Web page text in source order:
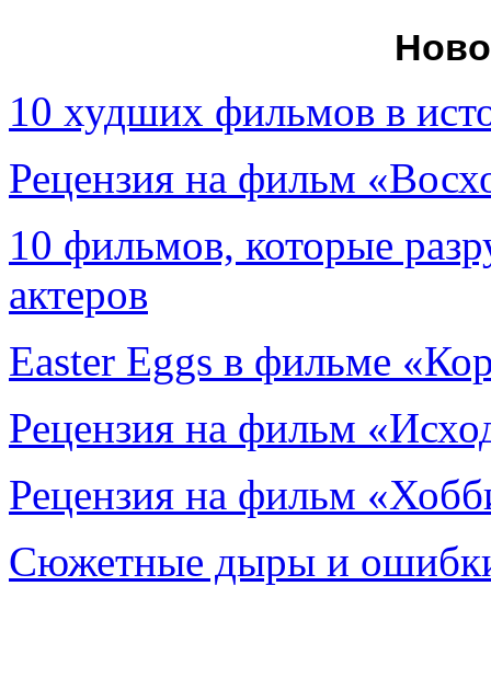
10 худших фильмов в
Рецензия на фильм
10 фильмов, которые
актеров
Easter Eggs в фильме
Рецензия на фильм
Рецензия на фильм
Сюжетные дыры и